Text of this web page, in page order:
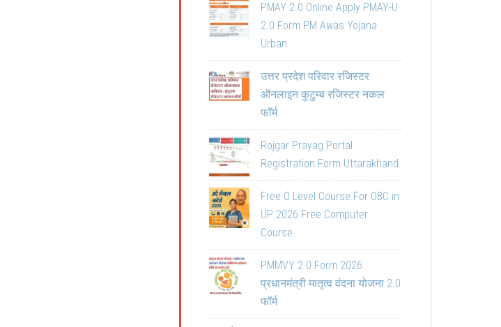
PMAY 2.0 Online Apply PMAY-U
2.0 Form PM Awas Yojana
Urban
उत्तर प्रदेश परिवार रजिस्टर
ऑनलाइन कुटुम्ब रजिस्टर नकल
फॉर्म
Rojgar Prayag Portal
Registration Form Uttarakhand
Free O Level Course For OBC in
UP 2026 Free Computer
Course
PMMVY 2.0 Form 2026
प्रधानमंत्री मातृत्व वंदना योजना 2.0
फॉर्म